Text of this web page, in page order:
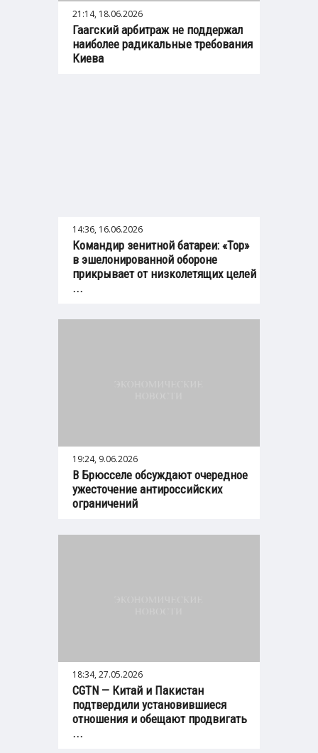
21:14, 18.06.2026
Гаагский арбитраж не поддержал
наиболее радикальные требования
Киева
14:36, 16.06.2026
Командир зенитной батареи: «Тор»
в эшелонированной обороне
прикрывает от низколетящих целей
...
19:24, 9.06.2026
В Брюсселе обсуждают очередное
ужесточение антироссийских
ограничений
18:34, 27.05.2026
CGTN — Китай и Пакистан
подтвердили установившиеся
отношения и обещают продвигать
...